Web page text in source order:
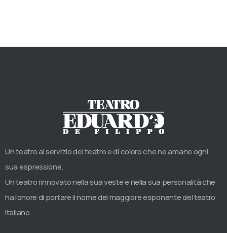
Un teatro al servizio del teatro e di coloro che ne amano ogni
sua espressione.
Un teatro rinnovato nella sua veste e nella sua personalità che
ha l’onore di portare il nome del maggiore esponente del teatro
italiano.